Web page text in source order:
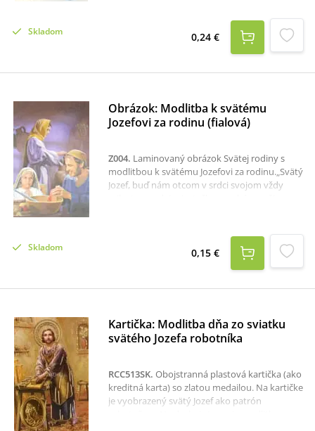
Skladom 0,24 €
Obrázok: Modlitba k svätému
Jozefovi za rodinu (fialová)
Z004. Laminovaný obrázok Svätej rodiny s
modlitbou k svätému Jozefovi za rodinu.„Svätý
Jozef, buď nám otcom v srdci svojom vždy
Skladom 0,15 €
Kartička: Modlitba dňa zo sviatku
svätého Jozefa robotníka
RCC513SK. Obojstranná plastová kartička (ako
kreditná karta) so zlatou medailou. Na kartičke
je vyobrazený svätý Jozef ako patrón